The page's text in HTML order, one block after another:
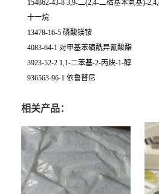
154862-43-8 3,9-二(2,4-二枯基苯氧基)-
十一烷
13478-16-5 磷酸镁铵
4083-64-1 对甲基苯磺酰异氰酸酯
3923-52-2 1,1-二苯基-2-丙炔-1-醇
936563-96-1 依鲁替尼
相关产品：